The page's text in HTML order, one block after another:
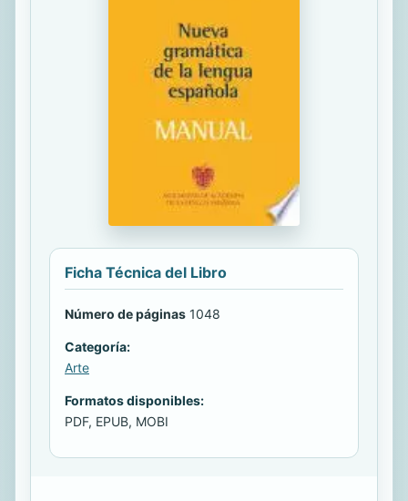
Ficha Técnica del Libro
Número de páginas 1048
Categoría:
Arte
Formatos disponibles:
PDF, EPUB, MOBI